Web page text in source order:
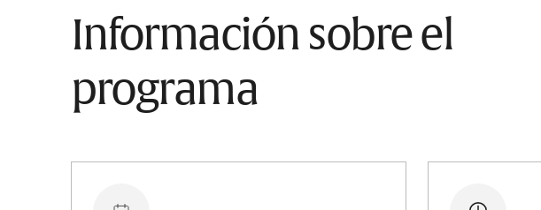
Información sobre el
programa